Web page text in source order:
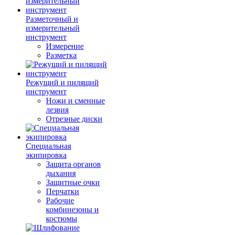
Разметочный и
измерительный
инструмент
Измерение
Разметка
Режущий и пилящий
инструмент
Ножи и сменные
лезвия
Отрезные диски
Специальная
экипировка
Защита органов
дыхания
Защитные очки
Перчатки
Рабочие
комбинезоны и
костюмы